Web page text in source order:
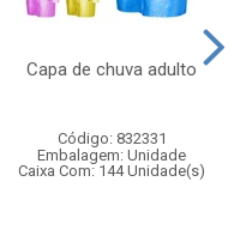
Capa de chuva adulto
Código: 832331
Embalagem: Unidade
Caixa Com: 144 Unidade(s)